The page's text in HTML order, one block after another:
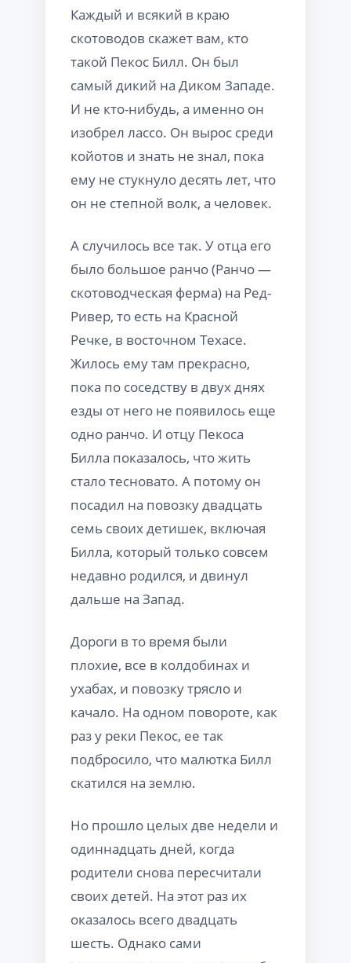
Каждый и всякий в краю
скотоводов скажет вам, кто
такой Пекос Билл. Он был
самый дикий на Диком Западе.
И не кто-нибудь, а именно он
изобрел лассо. Он вырос среди
койотов и знать не знал, пока
ему не стукнуло десять лет, что
он не степной волк, а человек.
А случилось все так. У отца его
было большое ранчо (Ранчо —
скотоводческая ферма) на Ред-
Ривер, то есть на Красной
Речке, в восточном Техасе.
Жилось ему там прекрасно,
пока по соседству в двух днях
езды от него не появилось еще
одно ранчо. И отцу Пекоса
Билла показалось, что жить
стало тесновато. А потому он
посадил на повозку двадцать
семь своих детишек, включая
Билла, который только совсем
недавно родился, и двинул
дальше на Запад.
Дороги в то время были
плохие, все в колдобинах и
ухабах, и повозку трясло и
качало. На одном повороте, как
раз у реки Пекос, ее так
подбросило, что малютка Билл
скатился на землю.
Но прошло целых две недели и
одиннадцать дней, когда
родители снова пересчитали
своих детей. На этот раз их
оказалось всего двадцать
шесть. Однако сами